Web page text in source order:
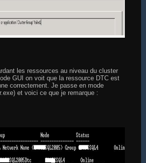
les ressources au niveau du cluster
GUI on voit que la ressource DTC est
correctement. Je passe en mode
et voici ce que je remarque :